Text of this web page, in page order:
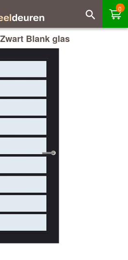
0
Blank glas